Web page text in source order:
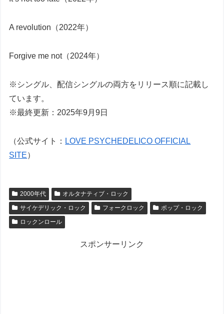
A revolution（2022年）
Forgive me not（2024年）
※シングル、配信シングルの両方をリリース順に記載し
ています。
※最終更新：2025年9月9日
（公式サイト： LOVE PSYCHEDELICO OFFICIAL
SITE）
2000年代
オルタナティブ・ロック
サイケデリック・ロック
フォークロック
ポップ・ロック
ロックンロール
スポンサーリンク